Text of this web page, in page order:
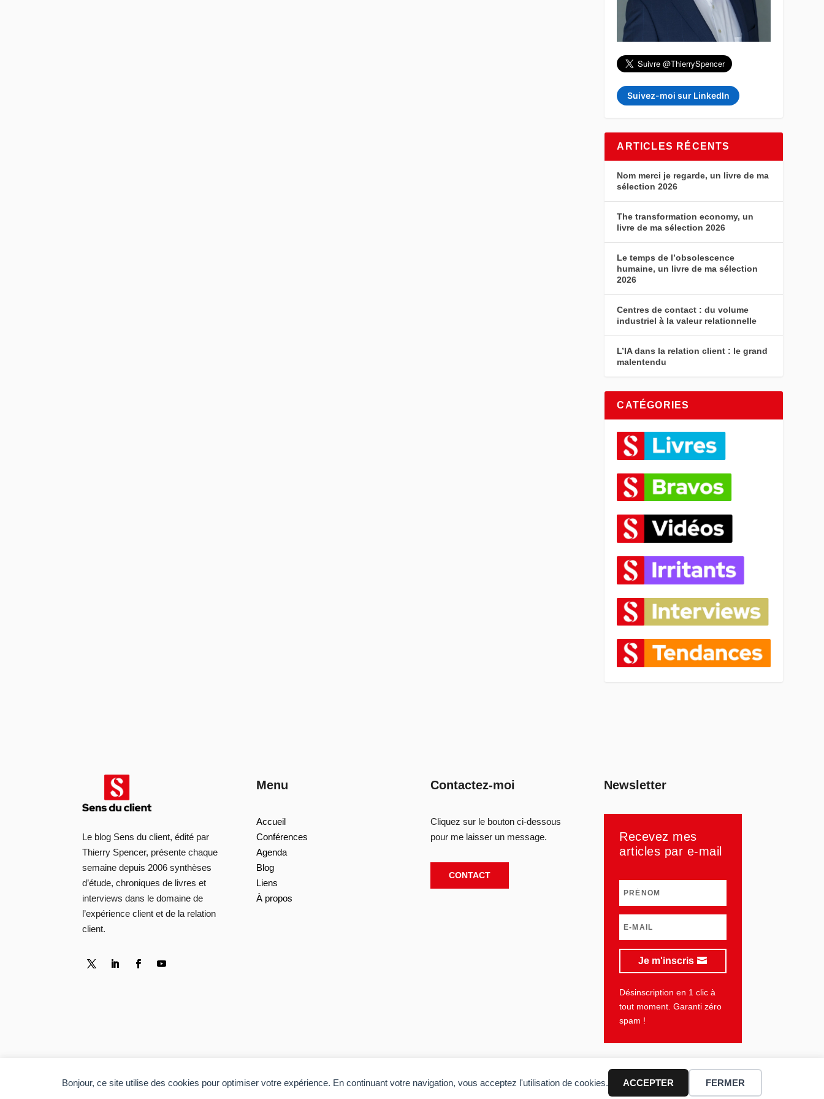
Bonjour, ce site utilise des cookies pour optimiser votre expérience. En continuant votre navigation, vous acceptez l'utilisation de cookies. ACCEPTER FERMER
Suivez-moi sur LinkedIn
ARTICLES RÉCENTS
Nom merci je regarde, un livre de ma
sélection 2026
The transformation economy, un
livre de ma sélection 2026
Le temps de l’obsolescence
humaine, un livre de ma sélection
2026
Centres de contact : du volume
industriel à la valeur relationnelle
L’IA dans la relation client : le grand
malentendu
CATÉGORIES
Le blog Sens du client, édité par
Thierry Spencer, présente chaque
semaine depuis 2006 synthèses
d’étude, chroniques de livres et
interviews dans le domaine de
l’expérience client et de la relation
client.
Menu
Accueil
Conférences
Agenda
Blog
Liens
À propos
Contactez-moi
Cliquez sur le bouton ci-dessous
pour me laisser un message.
CONTACT
Newsletter
Recevez mes
articles par e-mail
Je m'inscris
Désinscription en 1 clic à
tout moment. Garanti zéro
spam !
Copyright © 2006-2026 Sens du client. Tous droits réservés. Réalisé parAcolyte. Plan du site Mentions légales Vie privée CGU